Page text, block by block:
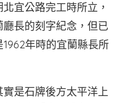
宜公路完工時所立，
長的刻字紀念，但已
年時的宜蘭縣長所
是石牌後方太平洋上